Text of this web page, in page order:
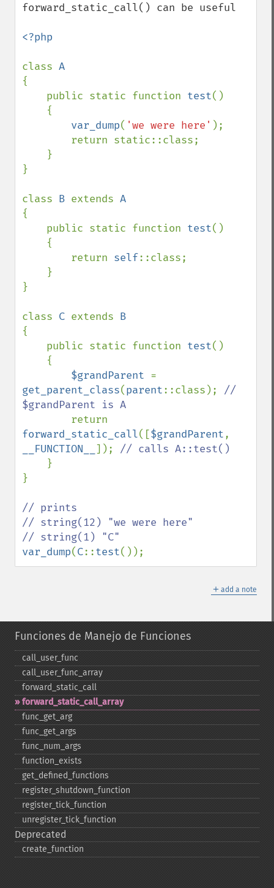
forward_static_call() can be useful
<?php
class
{
    public static function
test()
var_dump( 'we were here' );
}
class B extends
{
    public static function
test()
        return
self::class;
}
class C extends
{
    public static function
test()
$grandParent
get_parent_class(parent::class); //
$grandParent is A
forward_static_call([$grandParent
__FUNCTION__ ]); // calls A::test()
}
}
// prints
// string(12) "we were here"
var_dump(C::test());
＋ add a note
Funciones de Manejo de Funciones
call_​user_​func
call_​user_​func_​array
forward_​static_​call
forward_​static_​call_​array
func_​get_​arg
func_​get_​args
func_​num_​args
function_​exists
get_​defined_​functions
register_​shutdown_​function
register_​tick_​function
unregister_​tick_​function
Deprecated
create_​function